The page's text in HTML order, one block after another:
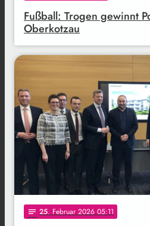
Fußball: Trogen gewinnt
Oberkotzau
notes 25. Februar 2026 05:11